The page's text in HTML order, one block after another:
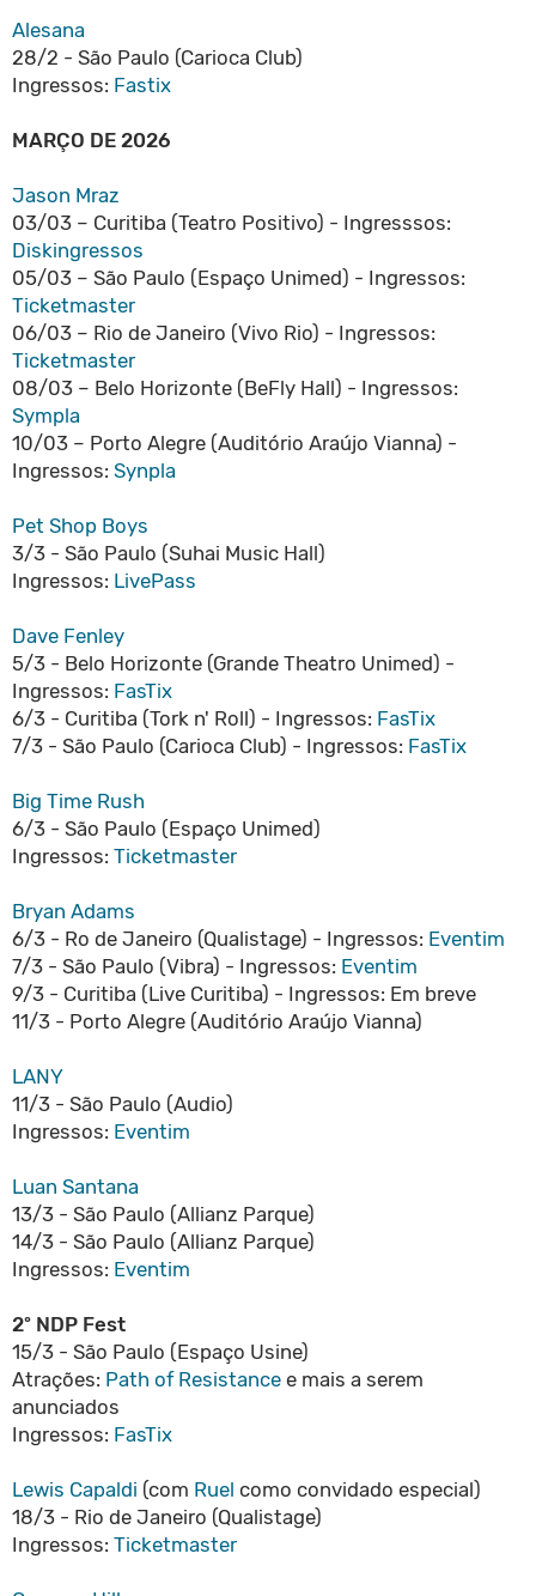
Alesana
28/2 - São Paulo (Carioca Club)
Ingressos: Fastix
MARÇO DE 2026
Jason Mraz
03/03 – Curitiba (Teatro Positivo) - Ingresssos:
Diskingressos
05/03 – São Paulo (Espaço Unimed) - Ingressos:
Ticketmaster
06/03 – Rio de Janeiro (Vivo Rio) - Ingressos:
Ticketmaster
08/03 – Belo Horizonte (BeFly Hall) - Ingressos:
Sympla
10/03 – Porto Alegre (Auditório Araújo Vianna) -
Ingressos: Synpla
Pet Shop Boys
3/3 - São Paulo (Suhai Music Hall)
Ingressos: LivePass
Dave Fenley
5/3 - Belo Horizonte (Grande Theatro Unimed) -
Ingressos: FasTix
6/3 - Curitiba (Tork n' Roll) - Ingressos: FasTix
7/3 - São Paulo (Carioca Club) - Ingressos: FasTix
Big Time Rush
6/3 - São Paulo (Espaço Unimed)
Ingressos: Ticketmaster
Bryan Adams
6/3 - Ro de Janeiro (Qualistage) - Ingressos: Eventim
7/3 - São Paulo (Vibra) - Ingressos: Eventim
9/3 - Curitiba (Live Curitiba) - Ingressos: Em breve
11/3 - Porto Alegre (Auditório Araújo Vianna)
LANY
11/3 - São Paulo (Audio)
Ingressos: Eventim
Luan Santana
13/3 - São Paulo (Allianz Parque)
14/3 - São Paulo (Allianz Parque)
Ingressos: Eventim
2º NDP Fest
15/3 - São Paulo (Espaço Usine)
Atrações: Path of Resistance e mais a serem
anunciados
Ingressos: FasTix
Lewis Capaldi (com Ruel como convidado especial)
18/3 - Rio de Janeiro (Qualistage)
Ingressos: Ticketmaster